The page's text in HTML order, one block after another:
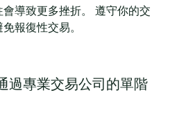
導致更多挫折。 遵守你的交
報復性交易。
過專業交易公司的單階